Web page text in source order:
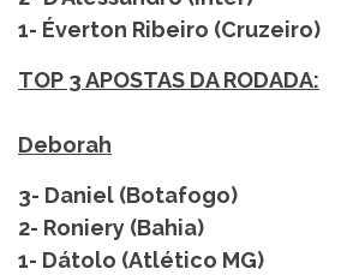
1- Éverton Ribeiro (Cruzeiro)
TOP 3 APOSTAS DA RODADA:
Deborah
3- Daniel (Botafogo)
2- Roniery (Bahia)
1- Dátolo (Atlético MG)